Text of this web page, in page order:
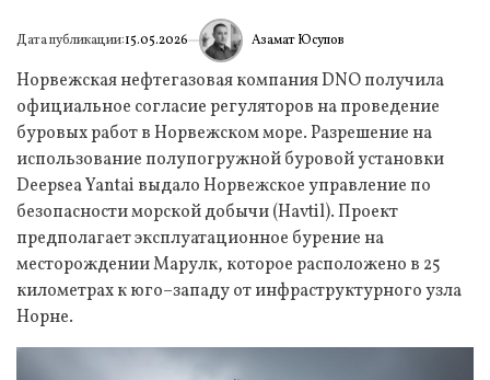
Дата публикации:15.05.2026 ИА Азамат Юсупов
Норвежская нефтегазовая компания DNO получила
официальное согласие регуляторов на проведение
буровых работ в Норвежском море. Разрешение на
использование полупогружной буровой установки
Deepsea Yantai выдало Норвежское управление по
безопасности морской добычи (Havtil). Проект
предполагает эксплуатационное бурение на
месторождении Марулк, которое расположено в 25
километрах к юго–западу от инфраструктурного узла
Норне.